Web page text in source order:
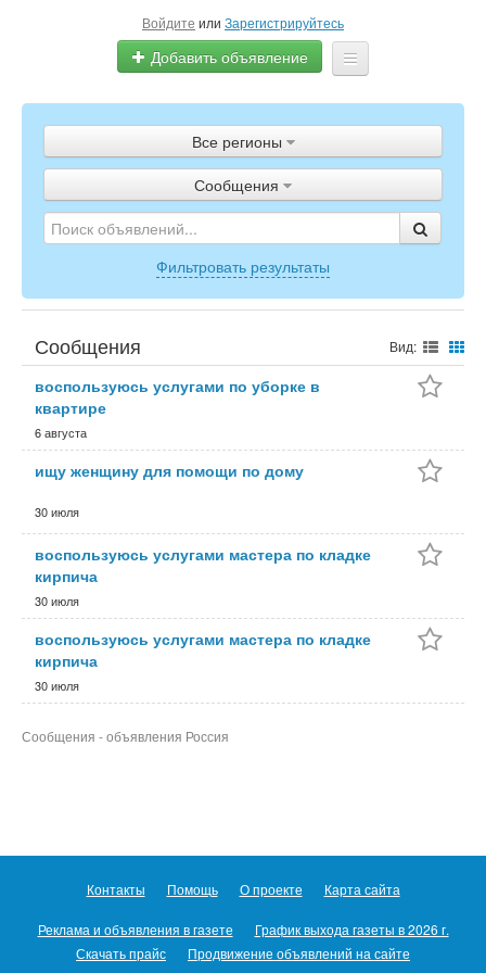
Войдите или Зарегистрируйтесь
Добавить объявление
Объявления
Полистать газету
ТВ-программа
Все регионы
Сообщения
Фильтровать результаты
Сообщения Вид:
воспользуюсь услугами по уборке в
квартире
6 августа
ищу женщину для помощи по дому
30 июля
воспользуюсь услугами мастера по кладке
кирпича
30 июля
воспользуюсь услугами мастера по кладке
кирпича
30 июля
Сообщения - объявления Россия
Контакты Помощь О проекте Карта сайта
Реклама и объявления в газете
График выхода газеты в 2026 г.
Скачать прайс
Продвижение объявлений на сайте